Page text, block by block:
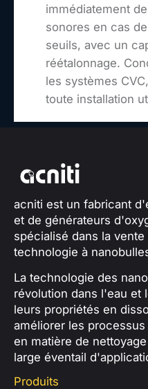
immédiatement
sonores en cas
seuils, avec un
réétalonnage.
les systèmes
toute installation
acniti est un fabricant
et de générateurs
spécialisé dans la
technologie à
La technologie des
révolution dans l'eau et
leurs propriétés en
améliorer les
en matière de
large éventail
Produits